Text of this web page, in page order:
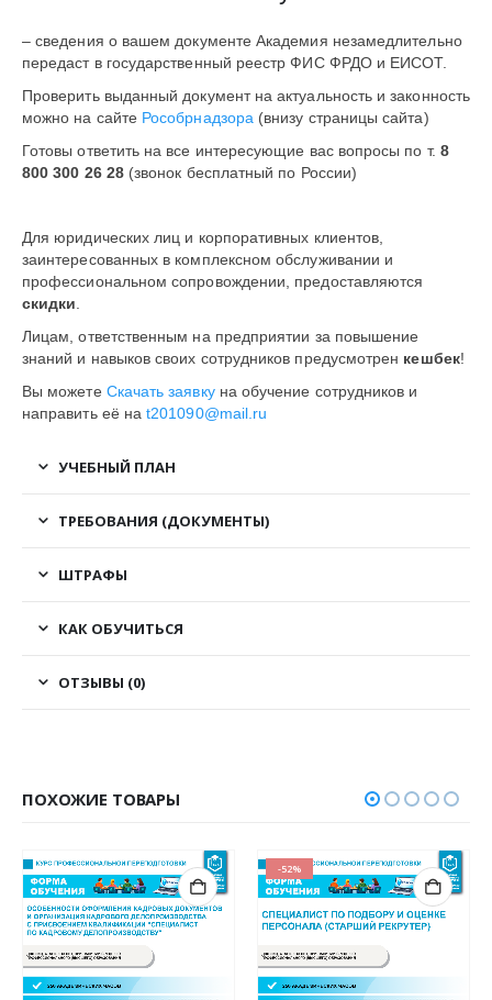
– сведения о вашем документе Академия незамедлительно
передаст в государственный реестр ФИС ФРДО и ЕИСОТ.
Проверить выданный документ на актуальность и законность
можно на сайте Рособрнадзора (внизу страницы сайта)
Готовы ответить на все интересующие вас вопросы по т. 8
800 300 26 28(звонок бесплатный по России)
Для юридических лиц и корпоративных клиентов,
заинтересованных в комплексном обслуживании и
профессиональном сопровождении, предоставляются
скидки
Лицам, ответственным на предприятии за повышение
знаний и навыков своих сотрудников предусмотрен кешбек!
Вы можете Скачать заявкуна обучение сотрудников и
направить её наt201090@mail.ru
УЧЕБНЫЙ ПЛАН
ТРЕБОВАНИЯ (ДОКУМЕНТЫ)
ШТРАФЫ
КАК ОБУЧИТЬСЯ
ОТЗЫВЫ (0)
ПОХОЖИЕ ТОВАРЫ
-52%